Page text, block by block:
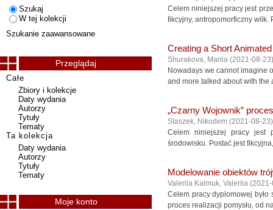
Celem niniejszej pracy jest
fikcyjny, antropomorficzny wilk.
Creating a Short
Shurakova, Mariia (2021-08-23)
Nowadays we cannot imagine
and more talked about with the
„Czarny Wojownik”
Staszek, Nikodem (2021-08-23)
Celem niniejszej pracy jest
środowisku. Postać jest
Modelowanie obiektów
Valeriia Kalmuk, Valeriia (
Celem pracy dyplomowej
proces realizacji pomysłu, od
Szukaj
W tej kolekcji
Szukanie zaawansowane
Przeglądaj
Całe
Zbiory i kolekcje
Daty wydania
Autorzy
Tytuły
Tematy
Ta kolekcja
Daty wydania
Autorzy
Tytuły
Tematy
Moje konto